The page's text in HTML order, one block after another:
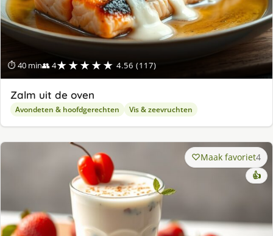
⏱ 40 min👥 4★★★★★ 4.56 (117)
Zalm uit de oven
Avondeten & hoofdgerechten Vis & zeevruchten
Maak favoriet4
👍